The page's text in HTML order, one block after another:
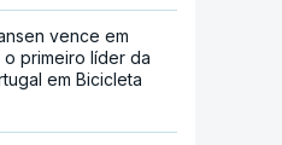
vence em
o primeiro líder da
em Bicicleta